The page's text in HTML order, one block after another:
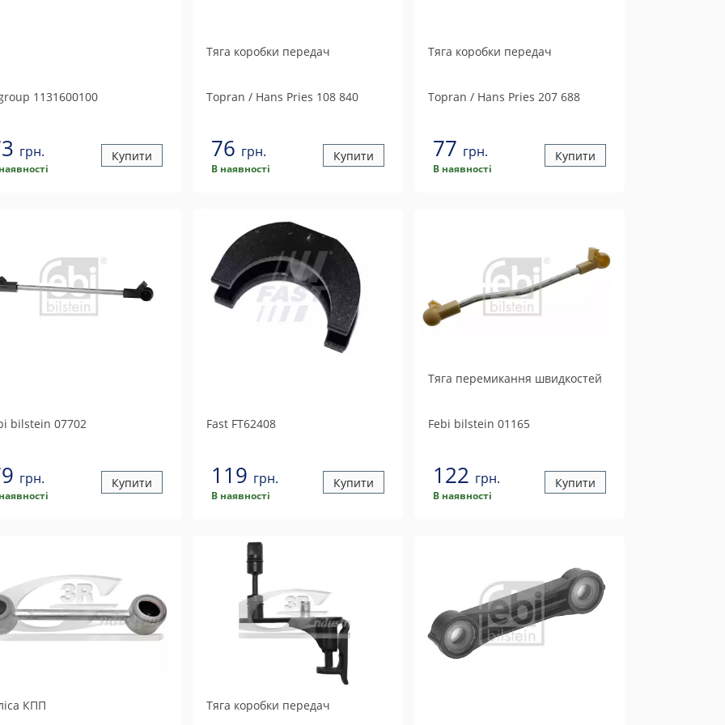
1131600100
грн. Купити
Тяга коробки передач
Topran / Hans Pries 108 840
76 грн.
В наявності
Купити
Тяга коробки передач
Topran / Hans Pries 207 688
77 грн.
В наявності
Купити
bilstein 07702
грн. Купити
FastFT62408
119 грн.
В наявності
Купити
Тяга перемикання швидкостей
Febi bilstein 01165
122 грн.
В наявності
Купити
КПП Тяга коробки передач